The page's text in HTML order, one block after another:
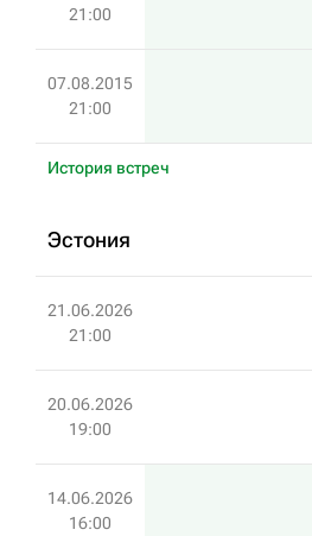
21:00
07.08.2015
21:00
История встреч
Эстония
21.06.2026
21:00
20.06.2026
19:00
14.06.2026
16:00